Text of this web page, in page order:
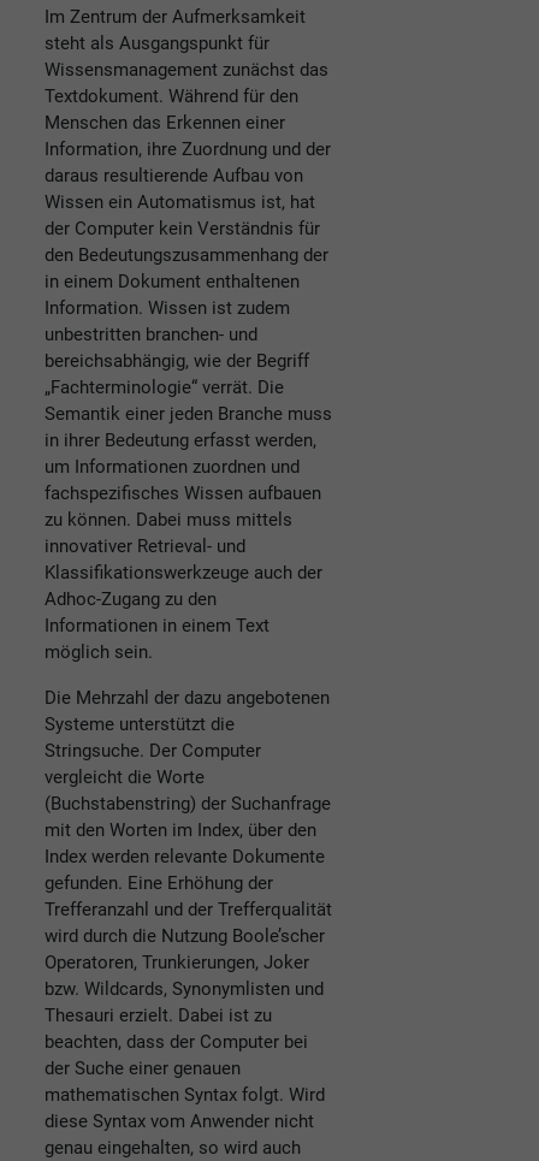
Im Zentrum der Aufmerksamkeit
steht als Ausgangspunkt für
Wissensmanagement zunächst das
Textdokument. Während für den
Menschen das Erkennen einer
Information, ihre Zuordnung und der
daraus resultierende Aufbau von
Wissen ein Automatismus ist, hat
der Computer kein Verständnis für
den Bedeutungszusammenhang der
in einem Dokument enthaltenen
Information. Wissen ist zudem
unbestritten branchen- und
bereichsabhängig, wie der Begriff
„Fachterminologie“ verrät. Die
Semantik einer jeden Branche muss
in ihrer Bedeutung erfasst werden,
um Informationen zuordnen und
fachspezifisches Wissen aufbauen
zu können. Dabei muss mittels
innovativer Retrieval- und
Klassifikationswerkzeuge auch der
Adhoc-Zugang zu den
Informationen in einem Text
möglich sein.
Die Mehrzahl der dazu angebotenen
Systeme unterstützt die
Stringsuche. Der Computer
vergleicht die Worte
(Buchstabenstring) der Suchanfrage
mit den Worten im Index, über den
Index werden relevante Dokumente
gefunden. Eine Erhöhung der
Trefferanzahl und der Trefferqualität
wird durch die Nutzung Boole’scher
Operatoren, Trunkierungen, Joker
bzw. Wildcards, Synonymlisten und
Thesauri erzielt. Dabei ist zu
beachten, dass der Computer bei
der Suche einer genauen
mathematischen Syntax folgt. Wird
diese Syntax vom Anwender nicht
genau eingehalten, so wird auch